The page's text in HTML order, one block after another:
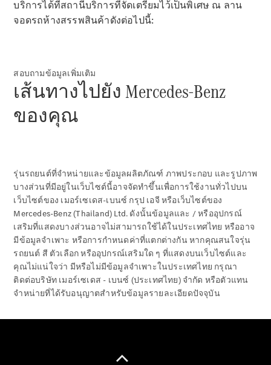
All SUVs
EQS
EQS SUV
GLA
GLC
GLC Coupé
GLE
GLS
Class
G-Class
ออกแบบ
รถยนต์
ทดลองขับ
Mercedes-
Showroom
บริการได้ที่สถานีบริการที่จัดเตรียมไว้เป็นพิเศษ ณ ลาน
จอดรถห้างสรรพสินค้าดังต่อไปนี้:
สอบถามข้อมูลเพิ่มเติม
เส้นทางไปยัง Mercedes-Benz
ของคุณ
รุ่นรถยนต์ที่จำหน่ายและข้อมูลผลิตภัณฑ์ ภาพประกอบ และรูปภาพ
บางส่วนที่มีอยู่ในเว็บไซต์นี้อาจจัดทำขึ้นเพื่อการใช้งานทั่วไปบน
เว็บไซต์ของ เมอร์เซเดส-เบนซ์ กรุป เอจี หรือเว็บไซต์ของ
Mercedes-Benz (Thailand) Ltd. ดังนั้นข้อมูลและ / หรืออุปกรณ์
เสริมที่แสดงบางส่วนอาจไม่สามารถใช้ได้ในประเทศไทย หรืออาจ
มีข้อมูลจำเพาะ หรือการกำหนดค่าที่แตกต่างกัน หากคุณสนใจรุ่น
รถยนต์ สี ตัวเลือก หรืออุปกรณ์เสริมใด ๆ ที่แสดงบนเว็บไซต์และ
คุณไม่แน่ใจว่า มีหรือไม่มีข้อมูลจำเพาะในประเทศไทย กรุณา
ติดต่อบริษัท เมอร์เซเดส - เบนซ์ (ประเทศไทย) จำกัด หรือตัวแทน
จำหน่ายที่ได้รับอนุญาตสำหรับข้อมูลรายละเอียดปัจจุบัน